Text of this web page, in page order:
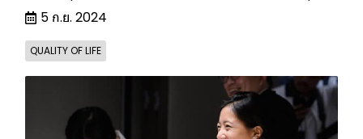
5 ก.ย. 2024
QUALITY OF LIFE